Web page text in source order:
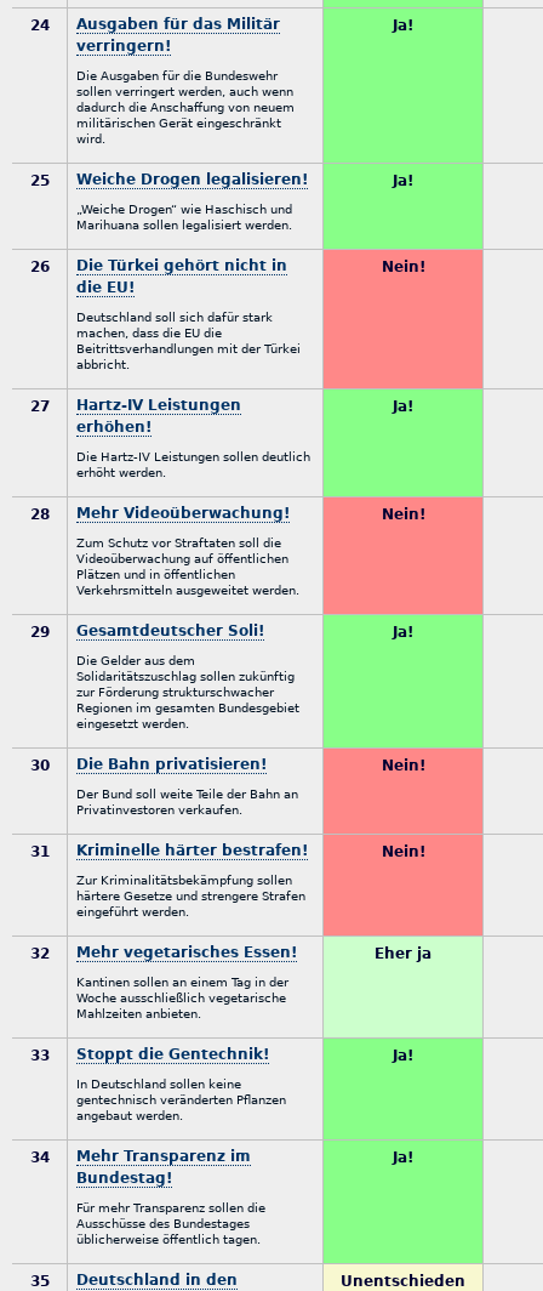
24
Ausgaben für das Militär
verringern!
Die Ausgaben für die Bundeswehr
sollen verringert werden, auch wenn
dadurch die Anschaffung von neuem
militärischen Gerät eingeschränkt
wird.
Ja!
25 Weiche Drogen legalisieren!
„Weiche Drogen“ wie Haschisch und
Marihuana sollen legalisiert werden.
Ja!
26
Die Türkei gehört nicht in
die EU!
Deutschland soll sich dafür stark
machen, dass die EU die
Beitrittsverhandlungen mit der Türkei
abbricht.
Nein!
27
Hartz-IV Leistungen
erhöhen!
Die Hartz-IV Leistungen sollen deutlich
erhöht werden.
Ja!
28 Mehr Videoüberwachung!
Zum Schutz vor Straftaten soll die
Videoüberwachung auf öffentlichen
Plätzen und in öffentlichen
Verkehrsmitteln ausgeweitet werden.
Nein!
29 Gesamtdeutscher Soli!
Die Gelder aus dem
Solidaritätszuschlag sollen zukünftig
zur Förderung strukturschwacher
Regionen im gesamten Bundesgebiet
eingesetzt werden.
Ja!
30 Die Bahn privatisieren!
Der Bund soll weite Teile der Bahn an
Privatinvestoren verkaufen.
Nein!
31 Kriminelle härter bestrafen!
Zur Kriminalitätsbekämpfung sollen
härtere Gesetze und strengere Strafen
eingeführt werden.
Nein!
32 Mehr vegetarisches Essen!
Kantinen sollen an einem Tag in der
Woche ausschließlich vegetarische
Mahlzeiten anbieten.
Eher ja
33 Stoppt die Gentechnik!
In Deutschland sollen keine
gentechnisch veränderten Pflanzen
angebaut werden.
Ja!
34
Mehr Transparenz im
Bundestag!
Für mehr Transparenz sollen die
Ausschüsse des Bundestages
üblicherweise öffentlich tagen.
Ja!
35
Deutschland in den
Unentschieden